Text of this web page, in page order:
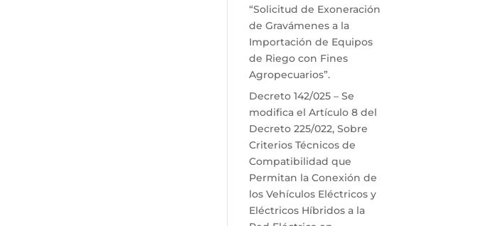
“Solicitud de Exoneración
de Gravámenes a la
Importación de Equipos
de Riego con Fines
Agropecuarios”.
Decreto 142/025 – Se
modifica el Artículo 8 del
Decreto 225/022, Sobre
Criterios Técnicos de
Compatibilidad que
Permitan la Conexión de
los Vehículos Eléctricos y
Eléctricos Híbridos a la